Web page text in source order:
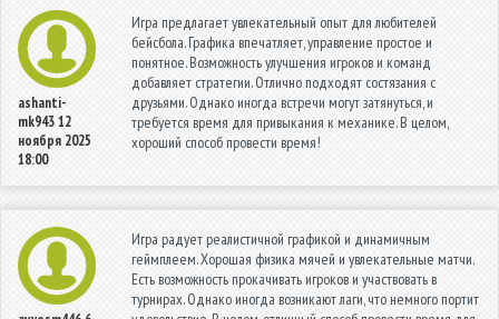
ashanti-
mk94312
ноября 2025
18:00
Игра предлагает увлекательный опыт для любителей
бейсбола. Графика впечатляет, управление простое и
понятное. Возможность улучшения игроков и команд
добавляет стратегии. Отлично подходят состязания с
друзьями. Однако иногда встречи могут затянуться, и
требуется время для привыкания к механике. В целом,
хороший способ провести время!
Игра радует реалистичной графикой и динамичным
геймплеем. Хорошая физика мячей и увлекательные матчи.
Есть возможность прокачивать игроков и участвовать в
турнирах. Однако иногда возникают лаги, что немного портит